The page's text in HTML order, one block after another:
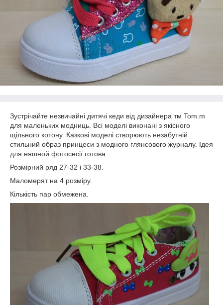
Зустрічайте незвичайні дитячі кеди від дизайнера тм Tom.m
для маленьких модниць. Всі моделі виконані з якісного
щільного котону. Казкові моделі створюють незабутній
стильний образ принцеси з модного глянсового журналу. Ідея
для няшной фотосесії готова.
Розмірний ряд 27-32 і 33-38.
Маломерят на 4 розміру.
Кількість пар обмежена.